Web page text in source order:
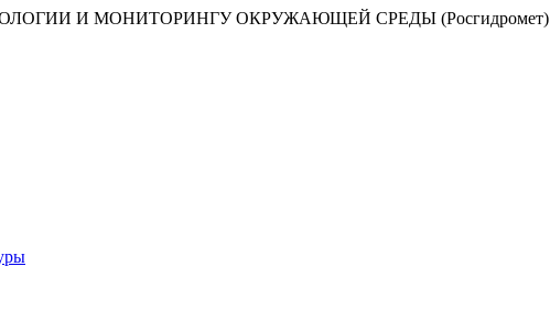
И МОНИТОРИНГУ ОКРУЖАЮЩЕЙ СРЕДЫ (Росгидромет)